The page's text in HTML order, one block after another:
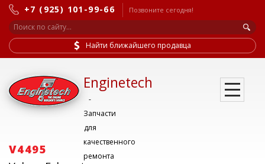
+7 (925) 101-99-66 Позвоните сегодня!
Найти ближайшего продавца
Enginetech
-
Запчасти
для
качественного
ремонта
V4495